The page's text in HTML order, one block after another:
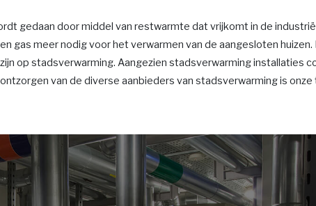
gedaan door middel van restwarmte dat vrijkomt in de
meer nodig voor het verwarmen van de aangesloten
op stadsverwarming. Aangezien stadsverwarming installaties
van de diverse aanbieders van stadsverwarming is onze